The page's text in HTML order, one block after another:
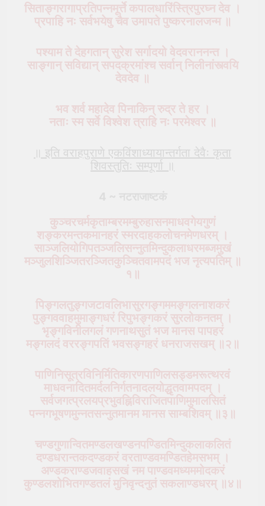
सिताङ्गरागाप्रतिपन्नमूर्त्ते कपालधारिंस्त्रिपुरघ्न देव ।
प्रपाहि नः सर्वभयेषु चैव उमापते पुष्करनालजन्म ॥
पश्याम ते देहगतान् सुरेश सर्गादयो वेदवराननन्त ।
साङ्गान् सविद्यान् सपदक्रमांश्च सर्वान् निलीनांस्त्वयि
देवदेव ॥
भव शर्व महादेव पिनाकिन् रुद्र ते हर ।
नताः स्म सर्वे विश्वेश त्राहि नः परमेश्वर ॥
॥ इति वराहपुराणे एकविंशाध्यायान्तर्गता देवैः कृता
शिवस्तुतिः सम्पूर्णा ॥
कुञ्चरचर्मकृताम्बरमम्बुरुहासनमाधवगेयगुणं
शङ्करमन्तकमानहरं स्मरदाहकलोचनमेणधरम् ।
साञ्जलियोगिपतञ्जलिसन्नुतमिन्दुकलाधरमब्जमुखं
मञ्जुलशिञ्जितरञ्जितकुञ्चितवामपदं भज नृत्यपतिम् ॥
१॥
पिङ्गलतुङ्गजटावलिभासुरगङ्गममङ्गलनाशकरं
पुङ्गववाहमुमाङ्गधरं रिपुभङ्गकरं सुरलोकनतम् ।
भृङ्गविनीलगलं गणनाथसुतं भज मानस पापहरं
मङ्गलदं वररङ्गपतिं भवसङ्गहरं धनराजसखम् ॥२॥
पाणिनिसूत्रविनिर्मितिकारणपाणिलसड्डमरूत्थरवं
माधवनादितमर्दलनिर्गतनादलयोद्धृतवामपदम् ।
सर्वजगत्प्रलयप्रभुवह्निविराजितपाणिमुमालसितं
पन्नगभूषणमुन्नतसन्नुतमानम मानस साम्बशिवम् ॥३॥
चण्डगुणान्वितमण्डलखण्डनपण्डितमिन्दुकलाकलितं
दण्डधरान्तकदण्डकरं वरताण्डवमण्डितहेमसभम् ।
अण्डकराण्डजवाहसखं नम पाण्डवमध्यममोदकरं
कुण्डलशोभितगण्डतलं मुनिवृन्दनुतं सकलाण्डधरम् ॥४॥